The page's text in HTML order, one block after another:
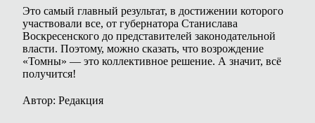
Это самый главный результат, в достижении которого
участвовали все, от губернатора Станислава
Воскресенского до представителей законодательной
власти. Поэтому, можно сказать, что возрождение
«Томны» — это коллективное решение. А значит, всё
получится!
Автор: Редакция